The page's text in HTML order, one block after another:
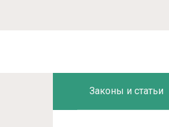
Законы и статьи